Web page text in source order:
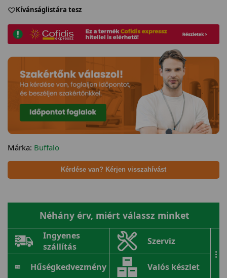
Kívánságlistára tesz
Márka: Buffalo
Kérdése van? Kérjen visszahívást
Néhány érv, miért válassz minket
Ingyenes
szállítás
Szerviz
Hűségkedvezmény Valós készlet
...